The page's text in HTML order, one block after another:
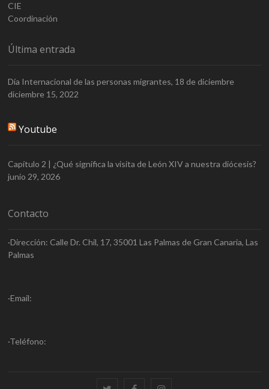
CIE
Coordinación
Última entrada
Día Internacional de las personas migrantes, 18 de diciembre
diciembre 15, 2022
Youtube
Capítulo 2 | ¿Qué significa la visita de León XIV a nuestra diócesis?
junio 29, 2026
Contacto
·Dirección: Calle Dr. Chil, 17, 35001 Las Palmas de Gran Canaria, Las
Palmas
·Email:
·Teléfono: